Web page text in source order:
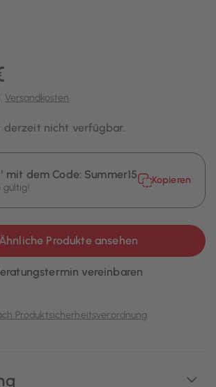
Versandkosten
derzeit nicht verfügbar.
mit dem Code: Summer15
gültig!
Kopieren
Ähnliche Produkte ansehen
vereinbaren
Produktsicherheitsverordnung